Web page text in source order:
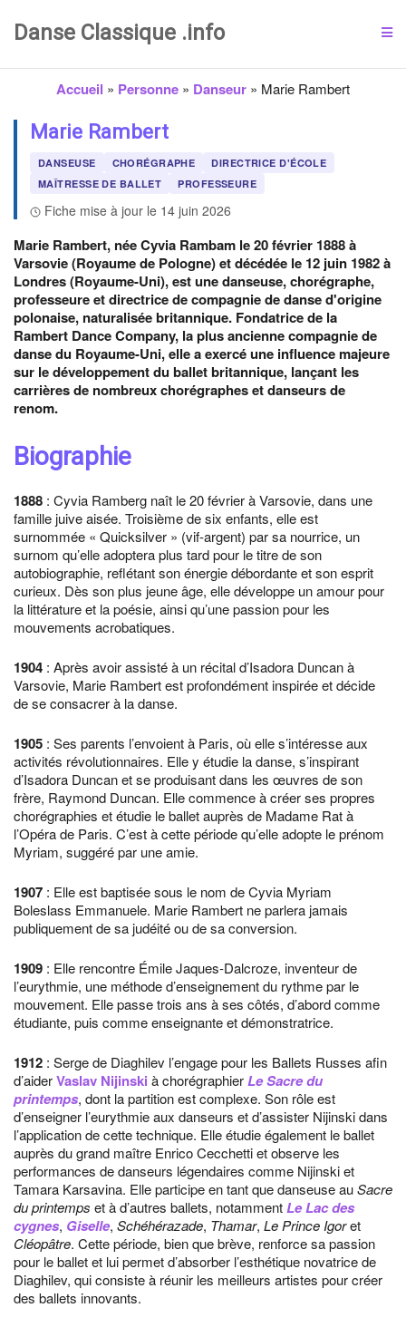
Danse Classique .info
Accueil » Personne » Danseur » Marie Rambert
Marie Rambert
DANSEUSE CHORÉGRAPHE
DIRECTRICE D'ÉCOLE
MAÎTRESSE DE BALLET
PROFESSEURE
Fiche mise à jour le 14 juin 2026
Marie Rambert, née Cyvia Rambam le 20 février 1888 à
Varsovie (Royaume de Pologne) et décédée le 12 juin 1982 à
Londres (Royaume-Uni), est une danseuse, chorégraphe,
professeure et directrice de compagnie de danse d'origine
polonaise, naturalisée britannique. Fondatrice de la
Rambert Dance Company, la plus ancienne compagnie de
danse du Royaume-Uni, elle a exercé une influence majeure
sur le développement du ballet britannique, lançant les
carrières de nombreux chorégraphes et danseurs de
renom.
Biographie
1888 : Cyvia Ramberg naît le 20 février à Varsovie, dans une
famille juive aisée. Troisième de six enfants, elle est
surnommée « Quicksilver » (vif-argent) par sa nourrice, un
surnom qu’elle adoptera plus tard pour le titre de son
autobiographie, reflétant son énergie débordante et son esprit
curieux. Dès son plus jeune âge, elle développe un amour pour
la littérature et la poésie, ainsi qu’une passion pour les
mouvements acrobatiques.
1904 : Après avoir assisté à un récital d’Isadora Duncan à
Varsovie, Marie Rambert est profondément inspirée et décide
de se consacrer à la danse.
1905 : Ses parents l’envoient à Paris, où elle s’intéresse aux
activités révolutionnaires. Elle y étudie la danse, s’inspirant
d’Isadora Duncan et se produisant dans les œuvres de son
frère, Raymond Duncan. Elle commence à créer ses propres
chorégraphies et étudie le ballet auprès de Madame Rat à
l’Opéra de Paris. C’est à cette période qu’elle adopte le prénom
Myriam, suggéré par une amie.
1907 : Elle est baptisée sous le nom de Cyvia Myriam
Boleslass Emmanuele. Marie Rambert ne parlera jamais
publiquement de sa judéité ou de sa conversion.
1909 : Elle rencontre Émile Jaques-Dalcroze, inventeur de
l’eurythmie, une méthode d’enseignement du rythme par le
mouvement. Elle passe trois ans à ses côtés, d’abord comme
étudiante, puis comme enseignante et démonstratrice.
1912 : Serge de Diaghilev l’engage pour les Ballets Russes afin
d’aiderVaslav Nijinski à chorégraphierLe Sacre du
printemps, dont la partition est complexe. Son rôle est
d’enseigner l’eurythmie aux danseurs et d’assister Nijinski dans
l’application de cette technique. Elle étudie également le ballet
auprès du grand maître Enrico Cecchetti et observe les
performances de danseurs légendaires comme Nijinski et
Tamara Karsavina. Elle participe en tant que danseuse auSacre
du printemps et à d’autres ballets, notammentLe Lac des
cygnes, Giselle, Schéhérazade, Thamar, Le Prince Igoret
Cléopâtre. Cette période, bien que brève, renforce sa passion
pour le ballet et lui permet d’absorber l’esthétique novatrice de
Diaghilev, qui consiste à réunir les meilleurs artistes pour créer
des ballets innovants.